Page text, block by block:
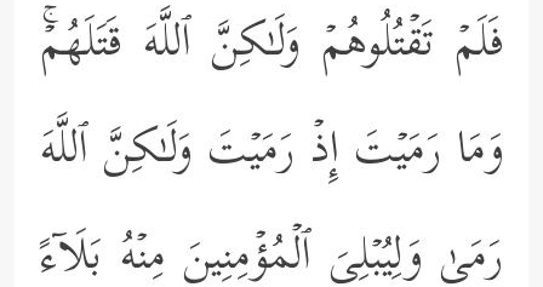
فَلَمۡ تَقۡتُلُوهُمۡ وَلَـٰكِنَّ ٱللَّهَ قَتَلَهُمۡۚ
وَمَا رَمَیۡتَ إِذۡ رَمَیۡتَ وَلَـٰكِنَّ ٱللَّهَ
رَمَىٰ وَلِیُبۡلِیَ ٱلۡمُؤۡمِنِینَ مِنۡهُ بَلَاۤءً